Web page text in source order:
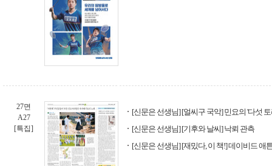
27면
A27
[특집]
[신문은 선생님] [얼씨구 국악] 민요의 '다섯 토
[신문은 선생님] [기후와 날씨] 낙뢰 관측
[신문은 선생님] [재밌다, 이 책!] 데이비드 애